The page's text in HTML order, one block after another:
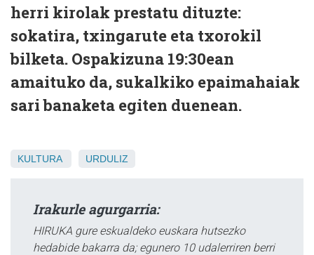
herri kirolak prestatu dituzte:
sokatira, txingarute eta txorokil
bilketa. Ospakizuna 19:30ean
amaituko da, sukalkiko epaimahaiak
sari banaketa egiten duenean.
KULTURA URDULIZ
Irakurle agurgarria:
HIRUKA gure eskualdeko euskara hutsezko
hedabide bakarra da; egunero 10 udalerriren berri